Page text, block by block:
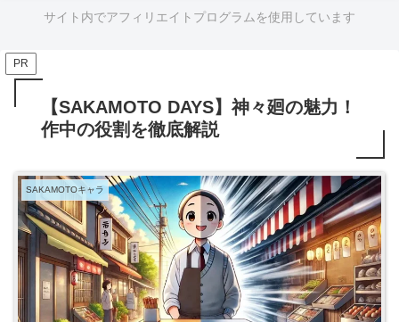
サイト内でアフィリエイトプログラムを使用しています
PR
【SAKAMOTO DAYS】神々廻の魅力！
作中の役割を徹底解説
SAKAMOTOキャラ